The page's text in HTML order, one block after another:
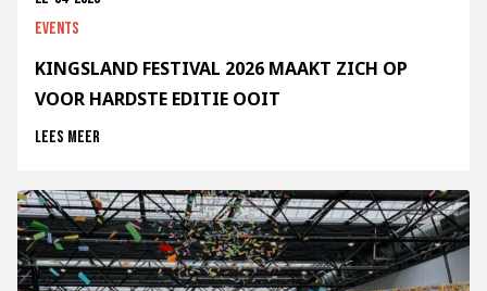
Events
KINGSLAND FESTIVAL 2026 MAAKT ZICH OP
VOOR HARDSTE EDITIE OOIT
Lees meer